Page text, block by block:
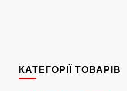
варіантів.
КАТЕГОРІЇ ТОВАРІВ